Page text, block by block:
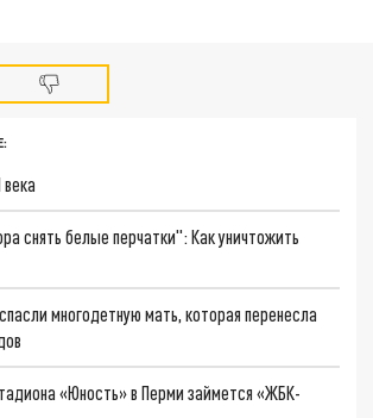
снять белые перчатки": Как уничтожить
многодетную мать, которая перенесла
«Юность» в Перми займется «ЖБК-